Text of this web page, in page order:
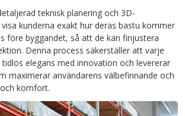
teknisk planering och 3D-
kunderna exakt hur deras bastu kommer
före byggandet, så att de kan finjustera
Denna process säkerställer att varje
elegans med innovation och levererar
maximerar användarens välbefinnande och
komfort.